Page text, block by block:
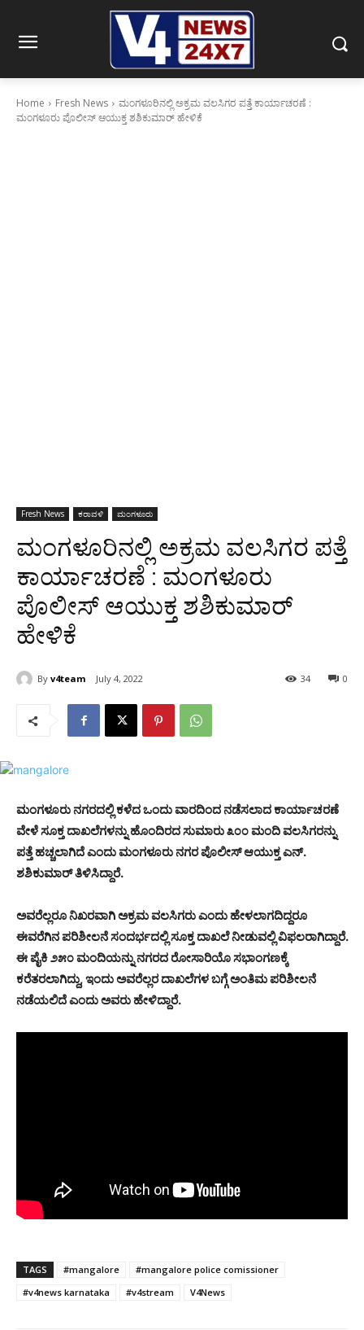
Home Fresh News
ಮಂಗಳೂರಿನಲ್ಲಿ ಅಕ್ರಮ ವಲಸಿಗರ ಪತ್ತೆ ಕಾರ್ಯಾಚರಣೆ :
ಮಂಗಳೂರು ಪೊಲೀಸ್ ಆಯುಕ್ತ ಶಶಿಕುಮಾರ್ ಹೇಳಿಕೆ
Fresh News ಕರಾವಳಿ ಮಂಗಳೂರು
ಮಂಗಳೂರಿನಲ್ಲಿ ಅಕ್ರಮ ವಲಸಿಗರ ಪತ್ತೆ
ಕಾರ್ಯಾಚರಣೆ : ಮಂಗಳೂರು
ಪೊಲೀಸ್ ಆಯುಕ್ತ ಶಶಿಕುಮಾರ್
ಹೇಳಿಕೆ
By v4team July 4, 2022 0
34
ಮಂಗಳೂರು ನಗರದಲ್ಲಿ ಕಳೆದ ಒಂದು ವಾರದಿಂದ ನಡೆಸಲಾದ ಕಾರ್ಯಾಚರಣೆ
ವೇಳೆ ಸೂಕ್ತ ದಾಖಲೆಗಳನ್ನು ಹೊಂದಿರದ ಸುಮಾರು ೩೦೦ ಮಂದಿ ವಲಸಿಗರನ್ನು
ಪತ್ತೆ ಹಚ್ಚಲಾಗಿದೆ ಎಂದು ಮಂಗಳೂರು ನಗರ ಪೊಲೀಸ್ ಆಯುಕ್ತ ಎನ್.
ಶಶಿಕುಮಾರ್ ತಿಳಿಸಿದ್ದಾರೆ.
ಅವರೆಲ್ಲರೂ ನಿಖರವಾಗಿ ಅಕ್ರಮ ವಲಸಿಗರು ಎಂದು ಹೇಳಲಾಗದಿದ್ದರೂ
ಈವರೆಗಿನ ಪರಿಶೀಲನೆ ಸಂದರ್ಭದಲ್ಲಿ ಸೂಕ್ತ ದಾಖಲೆ ನೀಡುವಲ್ಲಿ ವಿಫಲರಾಗಿದ್ದಾರೆ.
ಈ ಪೈಕಿ ೨೫೦ ಮಂದಿಯನ್ನು ನಗರದ ರೋಸಾರಿಯೊ ಸಭಾಂಗಣಕ್ಕೆ
ಕರೆತರಲಾಗಿದ್ದು, ಇಂದು ಅವರೆಲ್ಲರ ದಾಖಲೆಗಳ ಬಗ್ಗೆ ಅಂತಿಮ ಪರಿಶೀಲನೆ
ನಡೆಯಲಿದೆ ಎಂದು ಅವರು ಹೇಳಿದ್ದಾರೆ.
TAGS #mangalore
#mangalore police comissioner
#v4news karnataka
#v4stream V4News